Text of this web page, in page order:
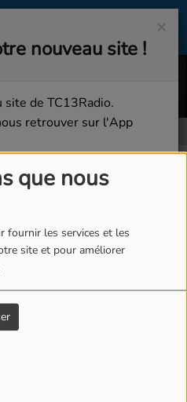
que nous
fournir les services et les
site et pour améliorer
×
nouveau site !
de TC13Radio.
retrouver sur l'App
!